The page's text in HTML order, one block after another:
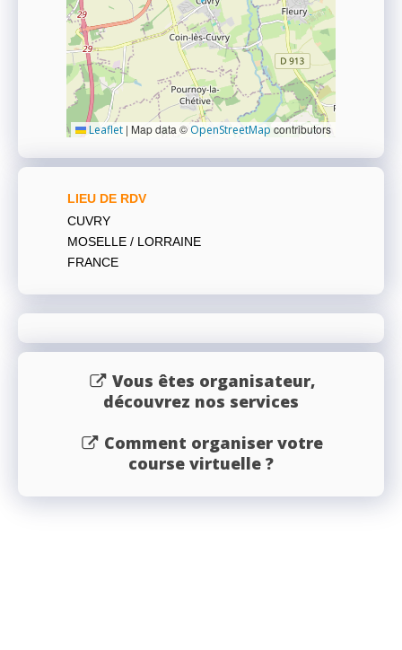
Leaflet | Map data © OpenStreetMap contributors
LIEU DE RDV
CUVRY
MOSELLE / LORRAINE
FRANCE
Vous êtes organisateur,
découvrez nos services
Comment organiser votre
course virtuelle ?